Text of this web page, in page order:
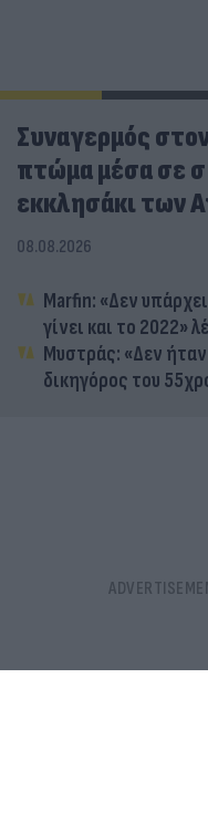
Συναγερμός
πτώμα μέσα σε
εκκλησάκι των
08.08.2026
Marfin: «Δεν
γίνει και το 2022»
Μυστράς: «Δεν ήταν
δικηγόρος του